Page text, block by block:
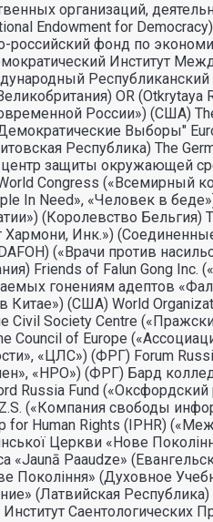
организаций,
Endowment for
фонд по
Институт
OR (Otkrytaya
России») (США)
Выборы"
Республика) The
центр защиты окружающей
Congress («Всемирный
In Need», «Человек в
(Королевство
Инк.»)
(«Врачи против
Friends of Falun Gong
гонениям адептов
(США) World
Society Centre
Council of Europe
«ЦЛС») (ФРГ) Forum
«НРО») (ФРГ) Бард
Russia Fund
(«Компания свободы
Human Rights (IPHR)
Церкви «Нове
Paaudze»
Покоління» (Духовное
(Латвийская Республика)
Саентологических